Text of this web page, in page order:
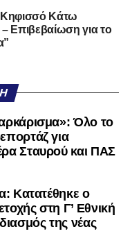
στο
Κηφισσό Κάτω
Επιβεβαίωση για το
Όλο το
για
Σταυρού και ΠΑΣ
Κατατέθηκε ο
στη Γ’ Εθνική
της νέας